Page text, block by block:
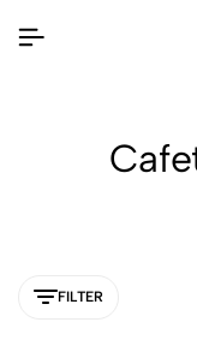
FILTER